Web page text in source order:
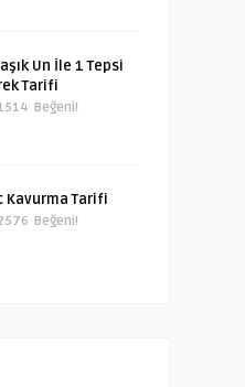
Un İle 1 Tepsi
Tarifi
Beğeni!
Kavurma Tarifi
Beğeni!